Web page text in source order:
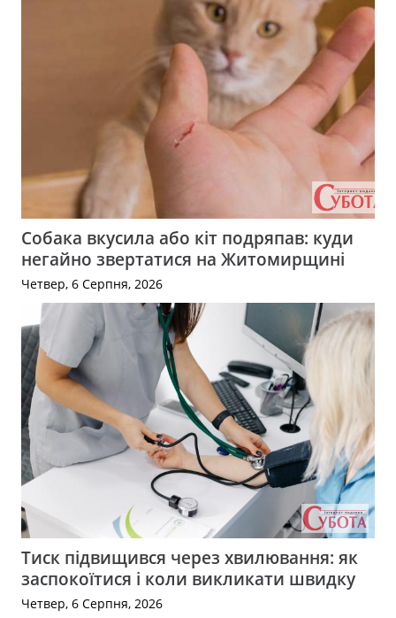
Собака вкусила або кіт подряпав: куди
негайно звертатися на Житомирщині
Четвер, 6 Серпня, 2026
Тиск підвищився через хвилювання: як
заспокоїтися і коли викликати швидку
Четвер, 6 Серпня, 2026